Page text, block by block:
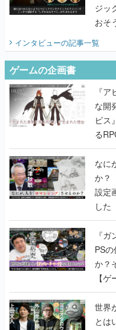
ジッ
おそ
インタビューの記事一覧
ゲームの企画書
『
な開
ビス
る
書】
なに
か？
設定
した
書】
『
PS
か？
【
世界
とは